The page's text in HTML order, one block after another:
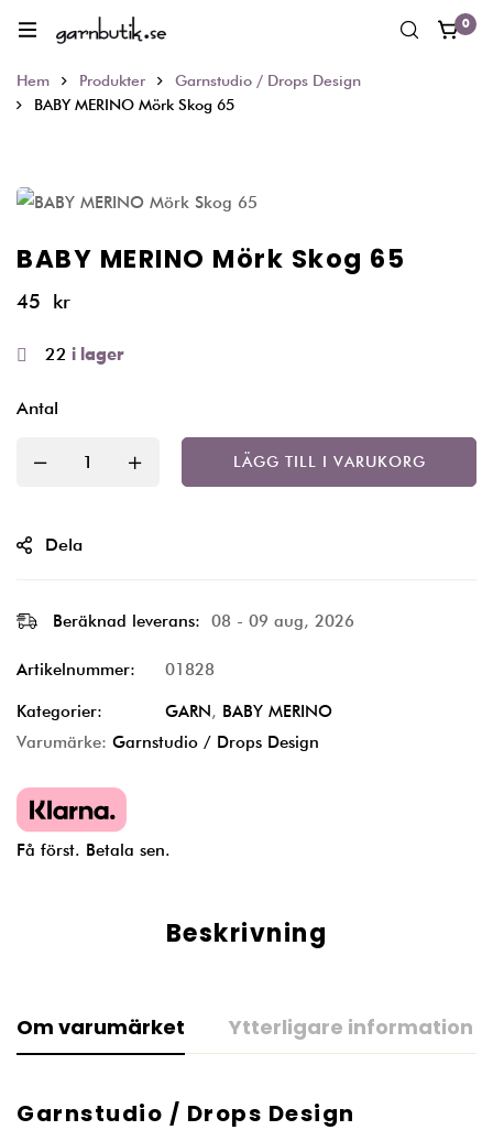
0
Hem Produkter
Garnstudio / Drops Design
BABY MERINO Mörk Skog 65
BABY MERINO Mörk Skog 65
45 kr
22 i lager
Antal
LÄGG TILL I VARUKORG
Dela
Beräknad leverans: 08 - 09 aug, 2026
Artikelnummer: 01828
Kategorier: GARN, BABY MERINO
Varumärke: Garnstudio / Drops Design
Få först. Betala sen.
Beskrivning
Om varumärket Ytterligare information
Garnstudio / Drops Design